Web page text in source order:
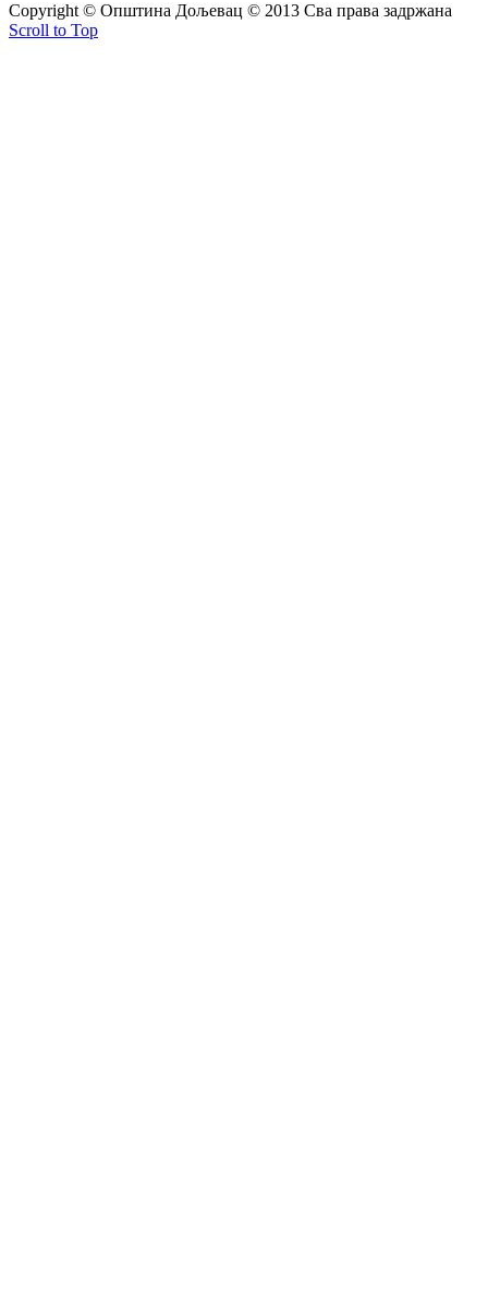
Copyright © Oпштина Дољевац © 2013 Сва права задржана
Scroll to Top